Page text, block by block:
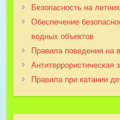
Безопасность на
Обеспечение
водных объектов
Правила поведения на
Антитеррористическая
Правила при катании